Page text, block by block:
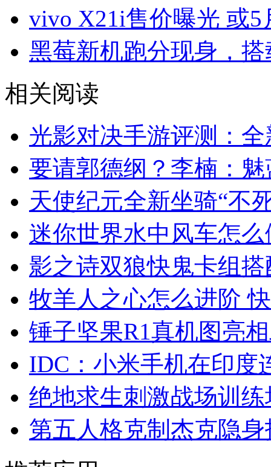
vivo X21i售价曝光 或5
黑莓新机跑分现身，搭
相关阅读
光影对决手游评测：
要请郭德纲？李楠：
天使纪元全新坐骑“不
迷你世界水中风车怎
影之诗双狼快鬼卡组
牧羊人之心怎么进阶
锤子坚果R1真机图亮
IDC：小米手机在印度
绝地求生刺激战场训
第五人格克制杰克隐